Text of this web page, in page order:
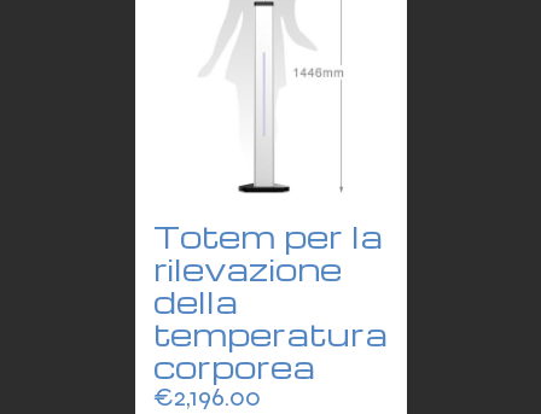
Totem per la
rilevazione
della
temperatura
corporea
€2,196.00